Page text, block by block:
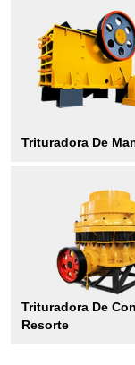
Trituradora De
Trituradora De
Resorte